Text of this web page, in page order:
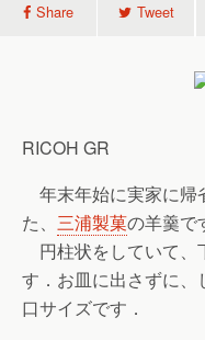
Share Tweet
RICOH GR
年末年始に実家に帰
た、 三浦製菓の羊羹で
円柱状をしていて、
す．お皿に出さずに
口サイズです．